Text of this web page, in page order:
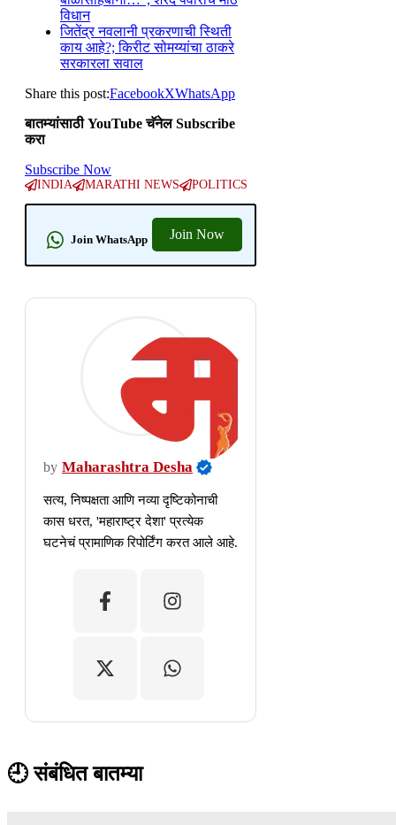
विधान
जितेंद्र नवलानी प्रकरणाची स्थिती
काय आहे?; किरीट सोमय्यांचा ठाकरे
सरकारला सवाल
Share this post:FacebookXWhatsApp
बातम्यांसाठी YouTube चॅनेल Subscribe
करा
Subscribe Now
INDIA MARATHI NEWS POLITICS
Join WhatsApp Join Now
by Maharashtra Desha
सत्य, निष्पक्षता आणि नव्या दृष्टिकोनाची
कास धरत, 'महाराष्ट्र देशा' प्रत्येक
घटनेचं प्रामाणिक रिपोर्टिंग करत आले आहे.
🕘 संबंधित बातम्या